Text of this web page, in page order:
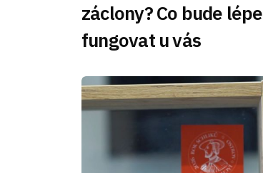
záclony? Co bude lépe
fungovat u vás